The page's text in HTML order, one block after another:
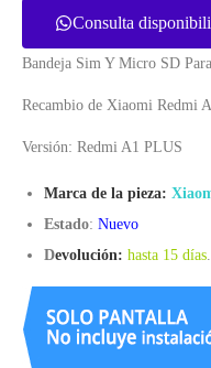
Consulta
Bandeja Sim Y Micro SD
Recambio de Xiaomi Redmi
Versión: Redmi A1 PLUS
Marca de la pieza:
Estado: Nuevo
Devolución: hasta 15 días